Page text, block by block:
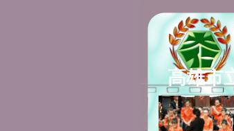
高雄市